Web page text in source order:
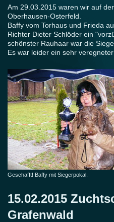
Am 29.03.2015 waren wir auf
Oberhausen-Osterfeld.
Baffy vom Torhaus und Frieda
Richter Dieter Schlöder ein
schönster Rauhaar war die
Es war leider ein sehr
Geschafft! Baffy mit Siegerpokal.
15.02.2015
Grafenwald